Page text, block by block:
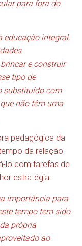
para fora do
educação integral,
e construir
tipo de
substituído com
não têm uma
pedagógica da
da relação
lo com tarefas de
estratégia.
importância para
tempo tem sido
própria
ao